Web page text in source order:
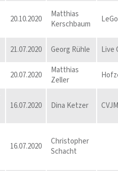
20.10.2020
Matthias
Kerschbaum
LeGo
21.07.2020 Georg Rühle
Live
20.07.2020
Matthias
Zeller
16.07.2020 Dina Ketzer
16.07.2020
Christopher
Schacht